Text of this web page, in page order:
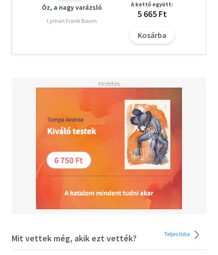
Óz, a nagy varázsló
Lyman Frank Baum
A kettő együtt:
5 665 Ft
Kosárba
Mit vettek még, akik ezt vették? Teljes lista